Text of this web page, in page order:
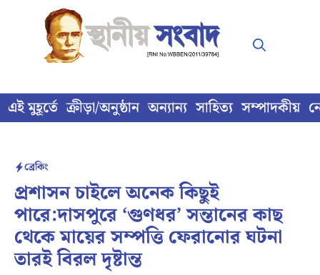
content
এই মুহূর্তে ক্রীড়া/অনুষ্ঠান অন্যান্য সাহিত্য সম্পাদকীয়
ব্রেকিং
প্রশাসন চাইলে অনেক কিছুই
পারে:দাসপুরে ‘গুণধর’ সন্তানের কাছ
থেকে মায়ের সম্পত্তি ফেরানোর ঘটনা
তারই বিরল দৃষ্টান্ত